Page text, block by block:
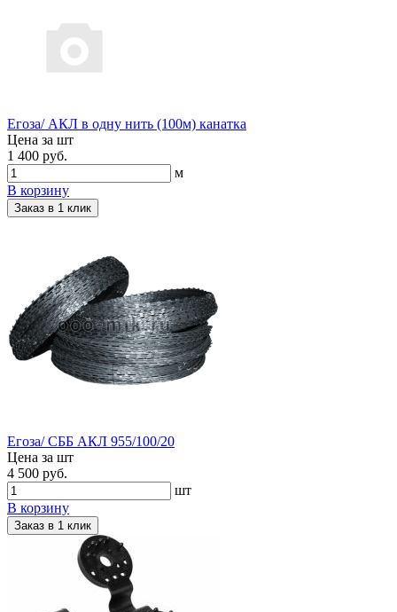
Егоза/ АКЛ в одну нить (100м) канатка
Цена за шт
1 400 руб.
м
В корзину
Заказ в 1 клик
Егоза/ СББ АКЛ 955/100/20
Цена за шт
4 500 руб.
шт
В корзину
Заказ в 1 клик